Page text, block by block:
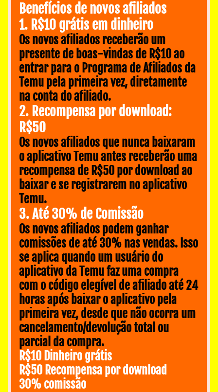
Benefícios de novos afiliados
1. R$10 grátis em dinheiro
Os novos afiliados receberão um
presente de boas-vindas de R$10 ao
entrar para o Programa de Afiliados da
Temu pela primeira vez, diretamente
na conta do afiliado.
2. Recompensa por download:
R$50
Os novos afiliados que nunca baixaram
o aplicativo Temu antes receberão uma
recompensa de R$50 por download ao
baixar e se registrarem no aplicativo
Temu.
3. Até 30% de Comissão
Os novos afiliados podem ganhar
comissões de até 30% nas vendas. Isso
se aplica quando um usuário do
aplicativo da Temu faz uma compra
com o código elegível de afiliado até 24
horas após baixar o aplicativo pela
primeira vez, desde que não ocorra um
cancelamento/devolução total ou
parcial da compra.
R$10 Dinheiro grátis
R$50 Recompensa por download
30‏% comissão